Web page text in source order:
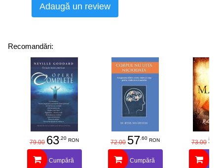
Adaugă un review
Recomandări:
79.00 63.20 RON
Cumpără
72.00 57.60 RON
Cumpără
73.00 58